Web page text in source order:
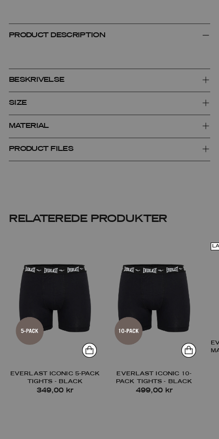
PRODUCT DESCRIPTION
BESKRIVELSE
SIZE
MATERIAL
PRODUCT FILES
RELATEREDE PRODUKTER
EVERLAST ICONIC 5-PACK
TIGHTS - BLACK
349,00 kr
EVERLAST ICONIC 10-
PACK TIGHTS - BLACK
499,00 kr